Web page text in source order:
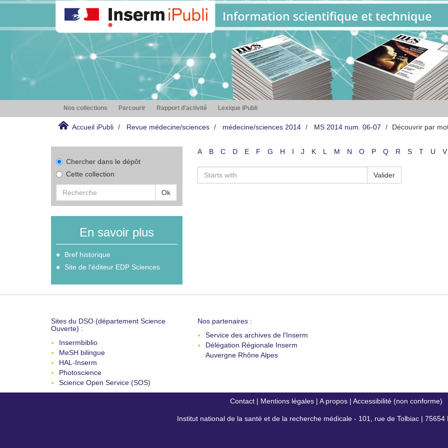
Nos collections Parcourir Rapport d'activité Lexique iPubli
Accueil iPubli Revue médecine/sciences médecine/sciences 2014 MS 2014 num. 06-07 Découvrir par
Chercher dans le dépôt
Cette collection
Ok
En savoir plus
Bref historique
Site de l'éditeur EDP Sciences
A B C D E F G H I J K L M N O P Q R S T U V
Valider
Sites du DSO (département Science
Ouverte) :
Insermbiblio
MeSH bilingue
HAL-Inserm
Photoscience
Science Open Service (SOS)
Nos partenaires :
Service des archives de l'Inserm
Délégation Régionale Inserm
Auvergne Rhône Alpes
Contact| Mentions légales| A propos| Accessibilité (non conforme)
Institut national de la santé et de la recherche médicale - 101, rue de Tolbiac | 75654